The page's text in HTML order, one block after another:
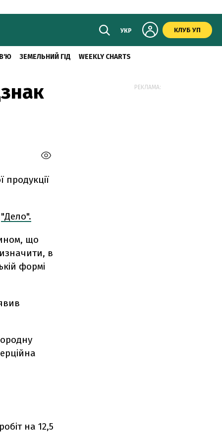
УКР КЛУБ УП
ЗЕМЕЛЬНИЙ ГІД WEEKLY CHARTS
"Дело".
що
в
формі
на 12,5
РЕКЛАМА: